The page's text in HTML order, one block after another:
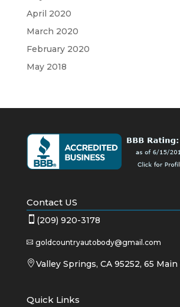
April 2020
March 2020
February 2020
May 2018
Contact US
 (209) 920-3178
 goldcountryautobody@gmail.com
 Valley Springs, CA 95252, 65 Main
Quick Links